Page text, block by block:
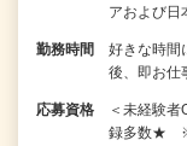
アおよび日
勤務時間
好きな時
後、即お
応募資格
＜未経験
録多数★ ※